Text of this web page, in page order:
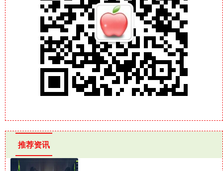
推荐资讯